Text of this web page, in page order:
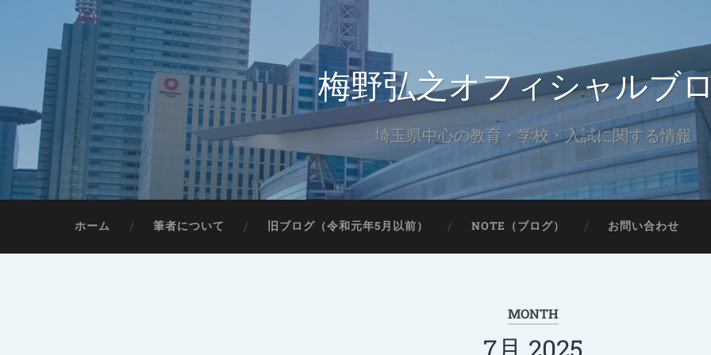
梅野弘之オフィシャルブ
埼玉県中心の教育・学校・入試に関する情報
ホーム 筆者について 旧ブログ（令和元年5月以前） NOTE（ブログ） お問い合わせ
MONTH